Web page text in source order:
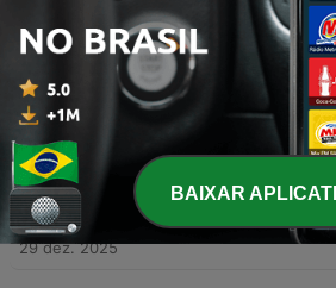
31 de dezembro | Devocional
SPURGEON
367 - 30 de dezembro | Devocional
30 dez. 2025
366 - 29 de dezembro | Devocional
SPURGEON
29 dez. 2025
BAIXAR